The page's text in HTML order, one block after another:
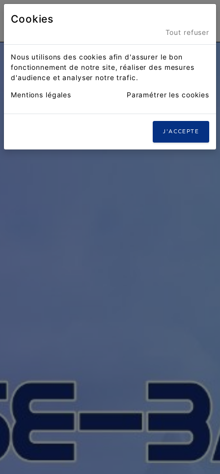
Cookies
Tout refuser
Nous utilisons des cookies afin d'assurer le bon
fonctionnement de notre site, réaliser des mesures
d'audience et analyser notre trafic.
Mentions légales Paramétrer les cookies
J'ACCEPTE